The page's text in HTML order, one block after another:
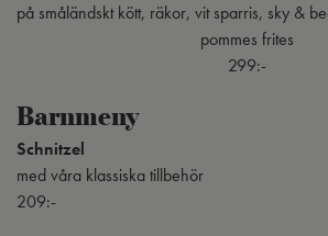
på småländskt kött, räkor, vit sparris, sky &
pommes frites
299:-
Barnmeny
Schnitzel
med våra klassiska tillbehör
209:-